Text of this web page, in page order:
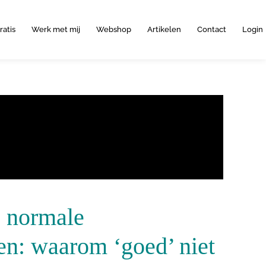
Werk met mij Webshop Artikelen Contact Login
waarom ‘goed’ niet